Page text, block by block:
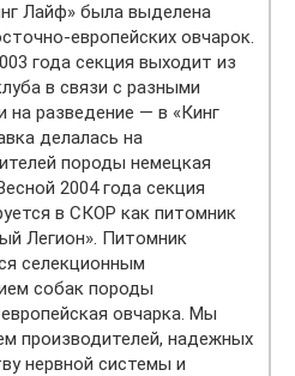
Лайф» была выделена
европейских овчарок.
года секция выходит из
в связи с разными
на разведение — в «Кинг
делалась на
породы немецкая
2004 года секция
в СКОР как питомник
Легион». Питомник
селекционным
собак породы
овчарка. Мы
производителей, надежных
нервной системы и